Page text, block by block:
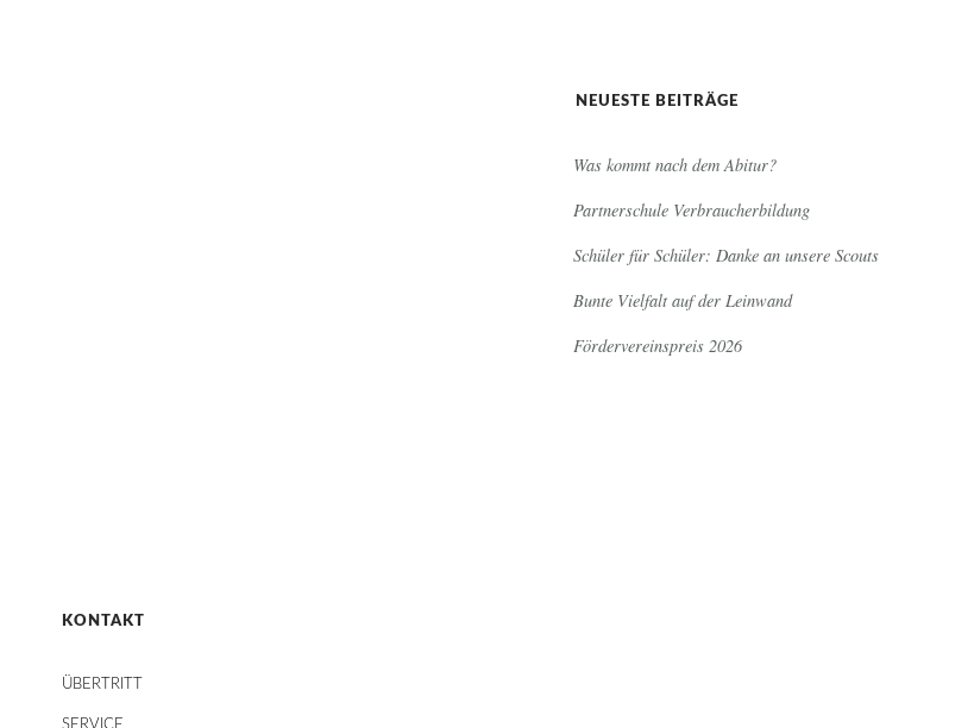
NEUESTE BEITRÄGE
Was kommt nach dem Abitur?
Partnerschule Verbraucherbildung
Schüler für Schüler: Danke an unsere Scouts
Bunte Vielfalt auf der Leinwand
Fördervereinspreis 2026
KONTAKT
ÜBERTRITT